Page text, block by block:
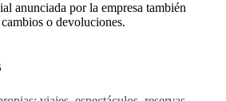
anunciada por la empresa también
o devoluciones.